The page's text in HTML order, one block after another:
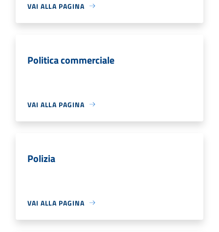
VAI ALLA PAGINA
Politica commerciale
VAI ALLA PAGINA
Polizia
VAI ALLA PAGINA